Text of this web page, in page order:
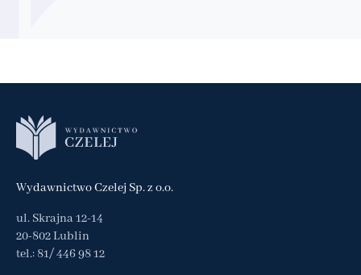
Wydawnictwo Czelej Sp. z o.o.
ul. Skrajna 12-14
20-802 Lublin
tel.: 81/ 446 98 12